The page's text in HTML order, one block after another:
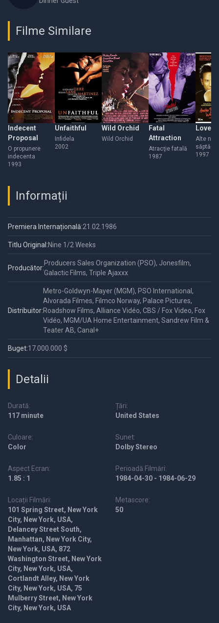
Filme Similare
Indecent
Proposal
O propunere
indecenta
1993
Unfaithful
Infidela
2002
Wild Orchid
Wild Orchid
Fatal
Attraction
Atracţie fatală
1987
Love
Alte
1997
Informații
Premiera Internațională:21.02.1986
Titlu Original:Nine 1/2 Weeks
Producător:
Producers Sales Organization (PSO), Jonesfilm,
Galactic Films, Triple Ajaxxx
Distribuitor:
Metro-Goldwyn-Mayer (MGM), PSO International,
Alvorada Filmes, Filmco Norway, Palace Pictures,
Roadshow Films, Alliance Vidéo, CBS / Fox Video, Fox
Vidéo, MGM/UA Home Entertainment, Sandrew Film &
Teater AB, Canal+
Buget:17.000.000 $
Detalii
Durată:
117 minute
Țări:
United States
Culoare:
Color
Sunet:
Dolby Stereo
Aspect Ecran:
1.85 : 1
Perioadă Filmări:
1984-04-30 - 1984-06-29
Locații Filmări:
101 Spring Street, New York
City, New York, USA,
Delancey Street South,
Manhattan, New York City,
New York, USA, 872
Washington Street, New York
City, New York, USA,
Cortlandt Alley, New York
City, New York, USA, 75
Mulberry Street, New York
City, New York, USA
Metascore:
50